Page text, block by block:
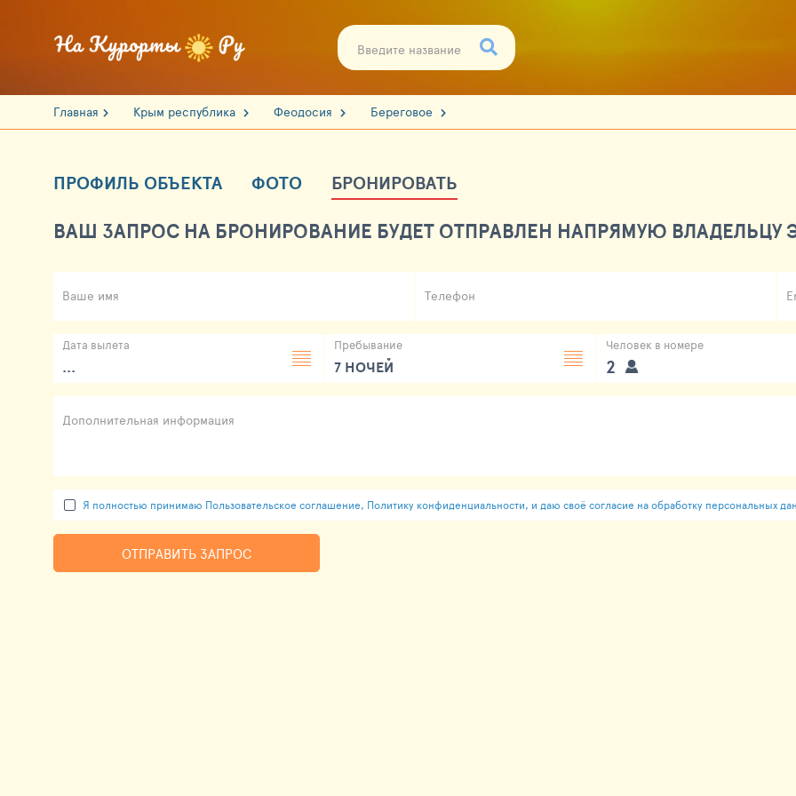
Главная Крым республика Феодосия Береговое
ПРОФИЛЬ ОБЪЕКТА ФОТО БРОНИРОВАТЬ
ВАШ ЗАПРОС НА БРОНИРОВАНИЕ БУДЕТ ОТПРАВЛЕН НАПРЯМУЮ ВЛАДЕЛЬЦУ
Ваше имя Телефон
Дата вылета
...
Пребывание
7 НОЧЕЙ
Человек в номере
2
Дополнительная информация
Я полностью принимаю Пользовательское соглашение, Политику конфиденциальности, и даю своё согласие на обработку персональных
ОТПРАВИТЬ ЗАПРОС